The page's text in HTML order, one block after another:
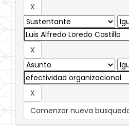
Comenzar nueva